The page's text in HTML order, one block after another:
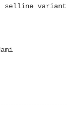
selline variant